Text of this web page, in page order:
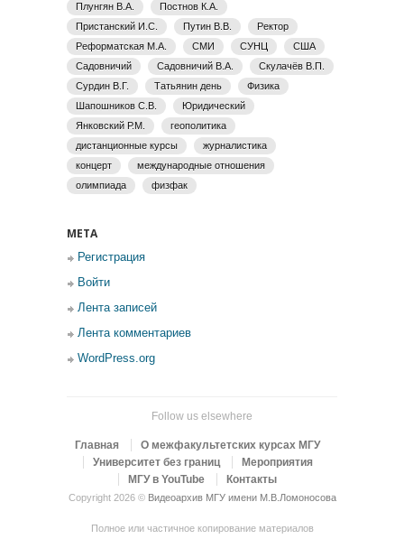
Плунгян В.А.
Постнов К.А.
Пристанский И.С.
Путин В.В.
Ректор
Реформатская М.А.
СМИ СУНЦ
США
Садовничий
Садовничий В.А.
Скулачёв В.П.
Сурдин В.Г.
Татьянин день
Физика
Шапошников С.В.
Юридический
Янковский Р.М.
геополитика
дистанционные курсы
журналистика
концерт
международные отношения
олимпиада
физфак
МЕТА
Регистрация
Войти
Лента записей
Лента комментариев
WordPress.org
Follow us elsewhere
Главная
О межфакультетских курсах МГУ
Университет без границ
Мероприятия
МГУ в YouTube
Контакты
Copyright 2026 © Видеоархив МГУ имени М.В.Ломоносова
Полное или частичное копирование материалов